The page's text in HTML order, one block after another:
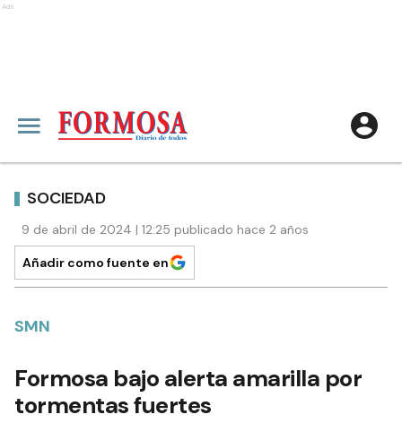
Ads
SOCIEDAD
9 de abril de 2024 | 12:25 publicado hace 2 años
Añadir como fuente en
SMN
Formosa bajo alerta amarilla por
tormentas fuertes